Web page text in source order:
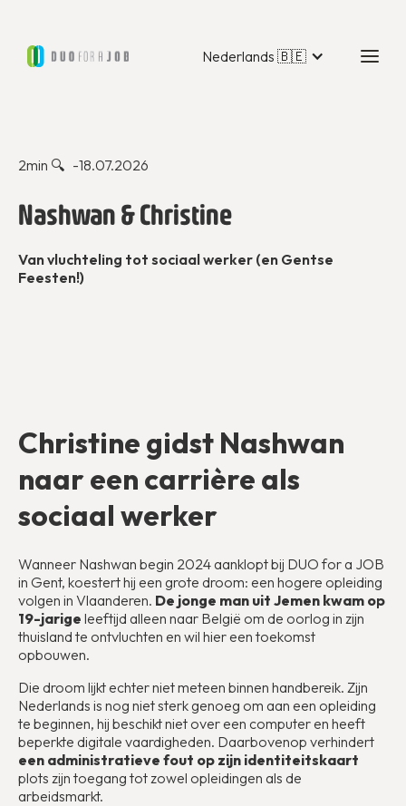
Nederlands 🇧🇪
2min 🔍 -18.07.2026
Nashwan & Christine
Van vluchteling tot sociaal werker (en Gentse
Feesten!)
Christine gidst Nashwan
naar een carrière als
sociaal werker
Wanneer Nashwan begin 2024 aanklopt bij DUO for a JOB
in Gent, koestert hij een grote droom: een hogere opleiding
volgen in Vlaanderen. De jonge man uit Jemen kwam op
19-jarige leeftijd alleen naar België om de oorlog in zijn
thuisland te ontvluchten en wil hier een toekomst
opbouwen.
Die droom lijkt echter niet meteen binnen handbereik. Zijn
Nederlands is nog niet sterk genoeg om aan een opleiding
te beginnen, hij beschikt niet over een computer en heeft
beperkte digitale vaardigheden. Daarbovenop verhindert
een administratieve fout op zijn identiteitskaart
plots zijn toegang tot zowel opleidingen als de
arbeidsmarkt.